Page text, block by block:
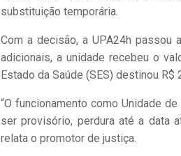
substituição temporária.
Com a decisão, a UPA24h passou
adicionais, a unidade recebeu o
Estado da Saúde (SES) destinou
“O funcionamento como Unidade
ser provisório, perdura até a data
relata o promotor de justiça.